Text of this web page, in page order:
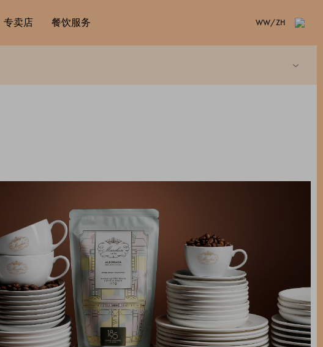
专卖店 餐饮服务 WW/ZH